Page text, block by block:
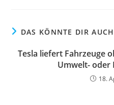
DAS KÖNNTE DIR
Tesla liefert Fahrzeuge
Umwelt- oder
18.